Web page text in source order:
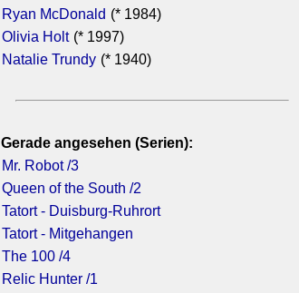
Ryan McDonald (* 1984)
Olivia Holt (* 1997)
Natalie Trundy (* 1940)
Gerade angesehen (Serien):
Mr. Robot /3
Queen of the South /2
Tatort - Duisburg-Ruhrort
Tatort - Mitgehangen
The 100 /4
Relic Hunter /1